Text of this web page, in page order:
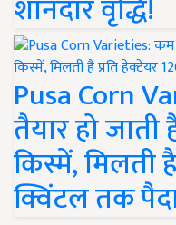
शानदार वृद्धि!
Pusa Corn
तैयार हो
किस्में, मिलती
क्विंटल तक